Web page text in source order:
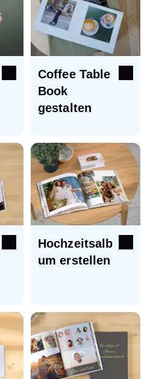
Coffee Table
Book
gestalten
Hochzeitsalb
um erstellen